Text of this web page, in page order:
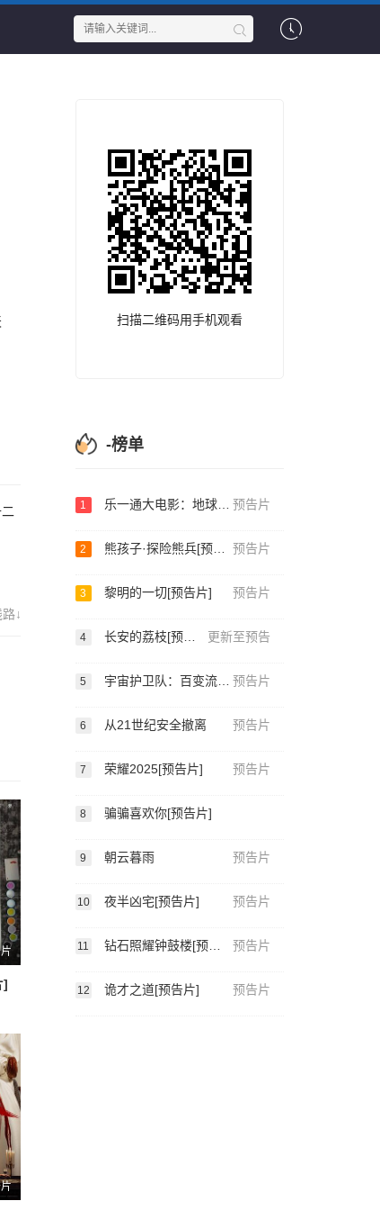
↓
]
扫描二维码用手机观看
-榜单
1 乐一通大电影：地球爆炸之日[预告片] 预告片
2 熊孩子·探险熊兵[预告片] 预告片
3 黎明的一切[预告片] 预告片
4 长安的荔枝[预告片] 更新至预告
5 宇宙护卫队：百变流星[预告片] 预告片
6 从21世纪安全撤离 预告片
7 荣耀2025[预告片] 预告片
8 骗骗喜欢你[预告片]
9 朝云暮雨 预告片
10 夜半凶宅[预告片] 预告片
11 钻石照耀钟鼓楼[预告片] 预告片
12 诡才之道[预告片] 预告片